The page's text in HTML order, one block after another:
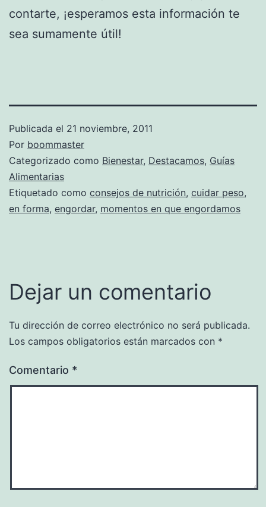
contarte, ¡esperamos esta información te
sea sumamente útil!
Publicada el 21 noviembre, 2011
Por boommaster
Categorizado como Bienestar, Destacamos, Guías
Alimentarias
Etiquetado como consejos de nutrición, cuidar peso,
en forma, engordar, momentos en que engordamos
Dejar un comentario
Tu dirección de correo electrónico no será publicada.
Los campos obligatorios están marcados con *
Comentario *